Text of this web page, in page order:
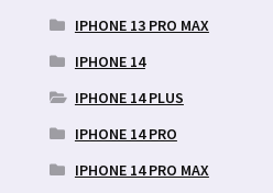
IPHONE 13 PRO MAX
IPHONE 14
IPHONE 14 PLUS
IPHONE 14 PRO
IPHONE 14 PRO MAX